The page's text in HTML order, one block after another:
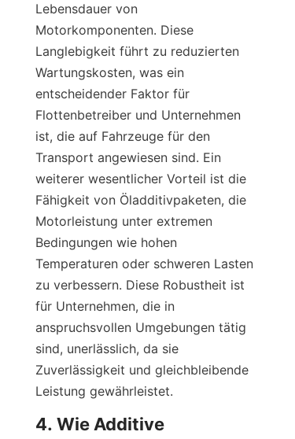
Lebensdauer von
Motorkomponenten. Diese
Langlebigkeit führt zu reduzierten
Wartungskosten, was ein
entscheidender Faktor für
Flottenbetreiber und Unternehmen
ist, die auf Fahrzeuge für den
Transport angewiesen sind. Ein
weiterer wesentlicher Vorteil ist die
Fähigkeit von Öladditivpaketen, die
Motorleistung unter extremen
Bedingungen wie hohen
Temperaturen oder schweren Lasten
zu verbessern. Diese Robustheit ist
für Unternehmen, die in
anspruchsvollen Umgebungen tätig
sind, unerlässlich, da sie
Zuverlässigkeit und gleichbleibende
Leistung gewährleistet.
4. Wie Additive